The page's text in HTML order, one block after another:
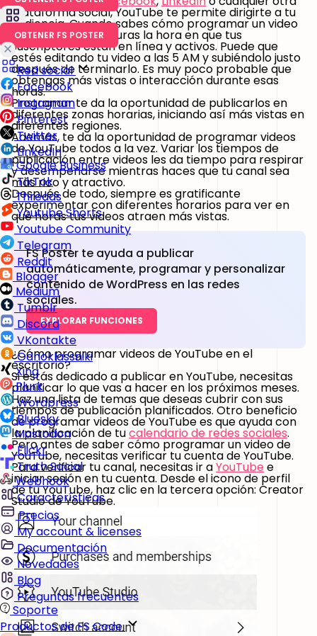
OBTENER FS POSTER
Red social
Facebook
Instagram
Pinterest
Twitter
LinkedIn
Google Business
TikTok
Threads
Youtube Shorts
Youtube Community
Telegram
Reddit
Blogger
Medium
Tumblr
Discord
VKontakte
Odnoklassniki
Xing
Plurk
Wordpress
Bluesky
Mastodon
Flickr
Truth Social
Webhook
Características
Precios
My account & licenses
Documentación
Novedades
Blog
Preguntas frecuentes
Soporte
Productos de FS Code
plataforma social, YouTube te permite dirigirte a tu
audiencia. Cuando sabes cómo programar un video
de YouTube, configuras la hora en que tus
suscriptores están en línea y activos. Puede que
estés editando tu video a las 5 AM y subiéndolo justo
después de terminarlo. Es muy poco probable que
obtengas más vistas o interacción durante esas
horas.
Programar te da la oportunidad de publicarlos en
diferentes zonas horarias, iniciando así más vistas en
diferentes regiones.
Además, te da la oportunidad de programar videos
de YouTube todos a la vez. Variar los tiempos de
publicación entre videos les da tiempo para respirar
y desempeñarse mientras haces que tu canal sea
más rico y atractivo.
Después de todo, siempre es gratificante
experimentar con diferentes horarios para ver en
qué horas tus videos atraen más vistas.
FS Poster te ayuda a publicar
automáticamente, programar y personalizar
contenido de WordPress en las redes
sociales.
EXPLORAR FUNCIONES
¿Cómo programar videos de YouTube en el
escritorio?
Si estás dedicado a publicar en YouTube, necesitas
planificar lo que vas a hacer en los próximos meses.
Haz una lista de temas que deseas cubrir con sus
tiempos de publicación planificados. Otro beneficio
de programar videos de YouTube es que ayuda con
la planificación de tucalendario de redes sociales.
Pero antes de saber cómo programar un video de
YouTube, necesitas verificar tu cuenta de YouTube.
Para verificar tu canal, necesitas ir aYouTubee
iniciar sesión en tu cuenta. Desde el icono de perfil
de tu YouTube, haz clic en la tercera opción: Creator
Studio de YouTube.